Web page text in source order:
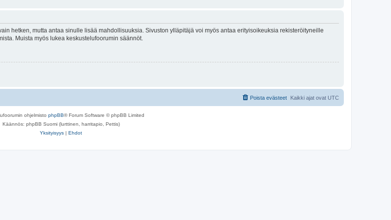
hetken, mutta antaa sinulle lisää mahdollisuuksia. Sivuston ylläpitäjä voi myös antaa erityisoikeuksia rekisteröityneille
Muista myös lukea keskustelufoorumin säännöt.
Kaikki ajat ovat UTC
Poista evästeet
ohjelmisto phpBB® Forum Software © phpBB Limited
Käännös: phpBB Suomi (lurttinen, harritapio, Pettis)
Yksityisyys | Ehdot